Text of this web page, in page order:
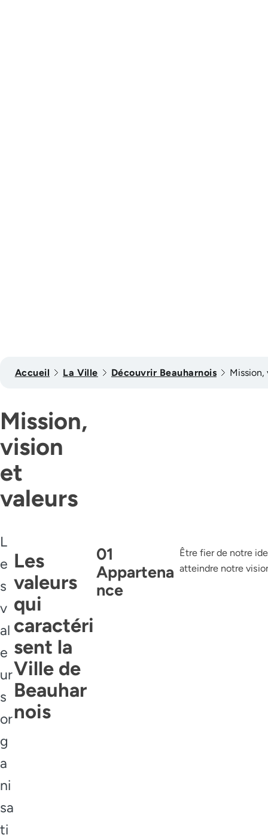
Accueil La Ville Découvrir Beauharnois Mission,
Mission,
vision
et
valeurs
L
e
s
v
al
e
ur
s
or
g
a
ni
sa
ti
Les
valeurs
qui
caractéri
sent la
Ville de
Beauhar
nois
01
Appartena
nce
Être fier de notre
atteindre notre